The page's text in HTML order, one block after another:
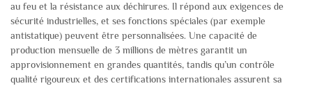
au feu et la résistance aux déchirures. Il répond aux exigences de
sécurité industrielles, et ses fonctions spéciales (par exemple
antistatique) peuvent être personnalisées. Une capacité de
production mensuelle de 3 millions de mètres garantit un
approvisionnement en grandes quantités, tandis qu’un contrôle
qualité rigoureux et des certifications internationales assurent sa